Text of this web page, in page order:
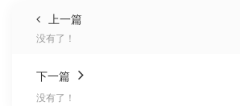
上一篇
没有了！
下一篇
没有了！